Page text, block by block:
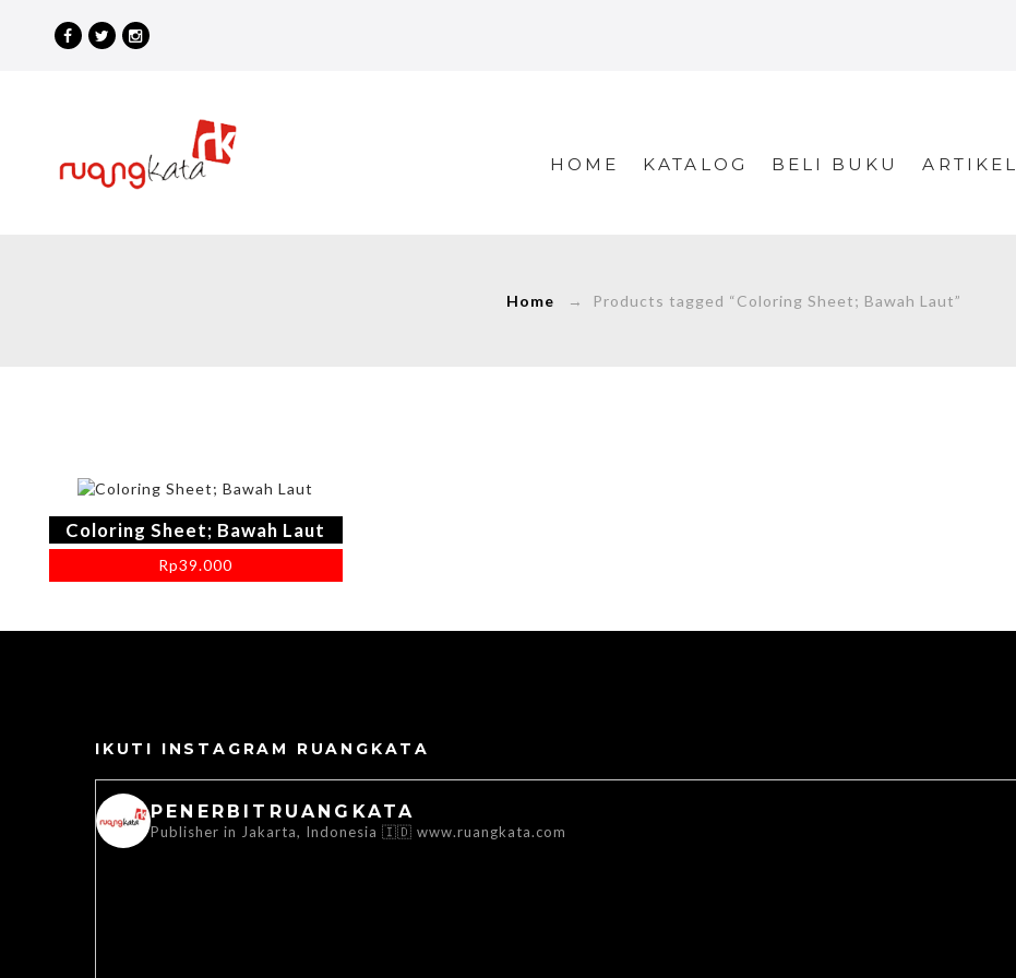
HOME KATALOG BELI BUKU ARTIKEL
Home → Products tagged “Coloring Sheet; Bawah Laut”
Coloring Sheet; Bawah Laut
Rp39.000
IKUTI INSTAGRAM RUANGKATA
PENERBITRUANGKATA
Publisher in Jakarta, Indonesia 🇮🇩 www.ruangkata.com